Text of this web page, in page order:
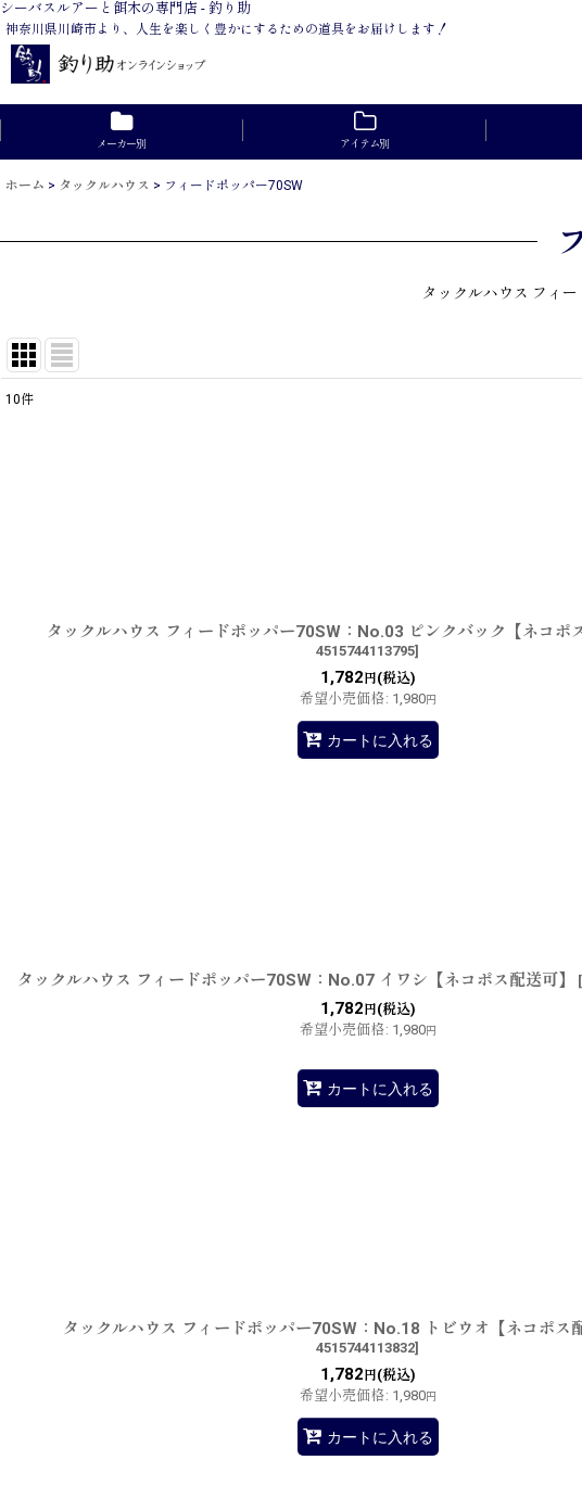
シーバスルアーと餌木の専門店 - 釣り助
神奈川県川崎市より、人生を楽しく豊かにするための道具をお届けします！
メーカー別 アイテム別
ホーム > タックルハウス > フィードポッパー70SW
タックルハウス フィー
10件
タックルハウス フィードポッパー70SW：No.03 ピンクバック【ネコポ
4515744113795]
1,782 円(税込)
希望小売価格: 1,980円
カートに入れる
タックルハウス フィードポッパー70SW：No.07 イワシ【ネコポス配送可】 [
1,782 円(税込)
希望小売価格: 1,980円
カートに入れる
タックルハウス フィードポッパー70SW：No.18 トビウオ【ネコポス配
4515744113832]
1,782 円(税込)
希望小売価格: 1,980円
カートに入れる